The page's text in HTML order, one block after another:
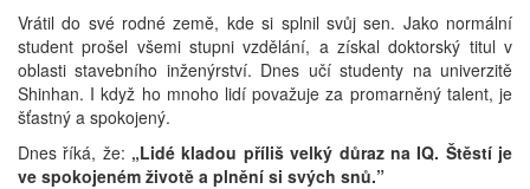
Vrátil do své rodné země, kde si splnil svůj sen. Jako normální
student prošel všemi stupni vzdělání, a získal doktorský titul v
oblasti stavebního inženýrství. Dnes učí studenty na univerzitě
Shinhan. I když ho mnoho lidí považuje za promarněný talent, je
šťastný a spokojený.
Dnes říká, že: „Lidé kladou příliš velký důraz na IQ. Štěstí je
ve spokojeném životě a plnění si svých snů.”